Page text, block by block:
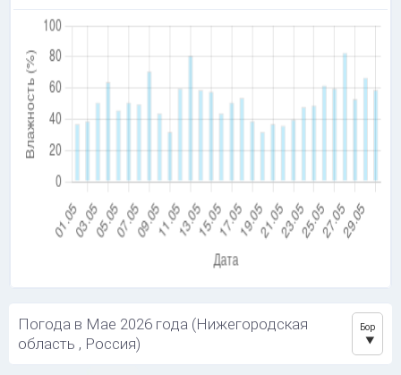
Погода в Мае 2026 года (Нижегородская
область , Россия)
Бор